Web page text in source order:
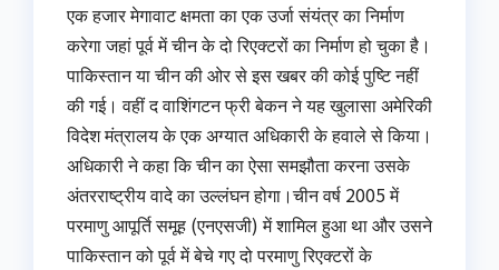
एक हजार मेगावाट क्षमता का एक उर्जा संयंत्र का निर्माण
करेगा जहां पूर्व में चीन के दो रिएक्टरों का निर्माण हो चुका है।
पाकिस्तान या चीन की ओर से इस खबर की कोई पुष्टि नहीं
की गई। वहीं द वाशिंगटन फ्री बेकन ने यह खुलासा अमेरिकी
विदेश मंत्रालय के एक अग्यात अधिकारी के हवाले से किया।
अधिकारी ने कहा कि चीन का ऐसा समझौता करना उसके
अंतरराष्ट्रीय वादे का उल्लंघन होगा।चीन वर्ष 2005 में
परमाणु आपूर्ति समूह (एनएसजी) में शामिल हुआ था और उसने
पाकिस्तान को पूर्व में बेचे गए दो परमाणु रिएक्टरों के